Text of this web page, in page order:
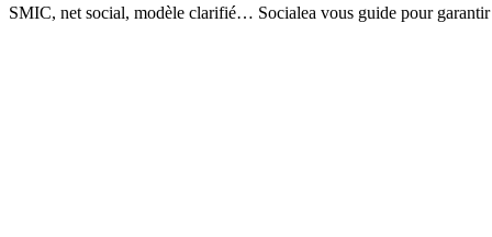
SMIC, net social, modèle clarifié… Socialea vous guide pour